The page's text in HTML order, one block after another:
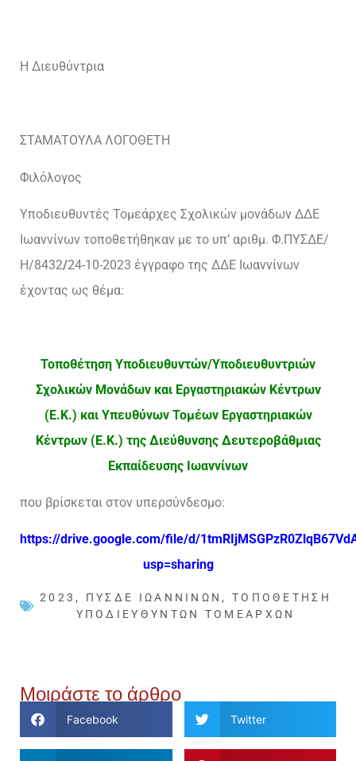
Η Διευθύντρια
ΣΤΑΜΑΤΟΥΛΑ ΛΟΓΟΘΕΤΗ
Φιλόλογος
Υποδιευθυντές Τομεάρχες Σχολικών μονάδων ΔΔΕ
Ιωαννίνων τοποθετήθηκαν με το υπ’ αριθμ. Φ.ΠΥΣΔΕ/
Η/8432/24-10-2023 έγγραφο της ΔΔΕ Ιωαννίνων
έχοντας ως θέμα:
Τοποθέτηση Υποδιευθυντών/Υποδιευθυντριών
Σχολικών Μονάδων και Εργαστηριακών Κέντρων
(Ε.Κ.) και Υπευθύνων Τομέων Εργαστηριακών
Κέντρων (Ε.Κ.) της Διεύθυνσης Δευτεροβάθμιας
Εκπαίδευσης Ιωαννίνων
που βρίσκεται στον υπερσύνδεσμο:
https://drive.google.com/file/d/
usp=sharing
2023 , ΠΥΣΔΕ ΙΩΑΝΝΊΝΩΝ , ΤΟΠΟΘΈΤΗΣΗ
ΥΠΟΔΙΕΥΘΥΝΤΏΝ ΤΟΜΕΑΡΧΏΝ
Μοιράστε το άρθρο
Facebook Twitter